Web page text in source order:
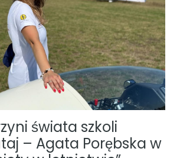
świata szkoli
– Agata Porębska w